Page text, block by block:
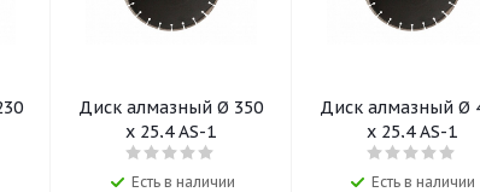
Диск алмазный Ø 350
x 25,4 AS-1
Есть в наличии
Диск алмазный Ø 400
x 25,4 AS-1
Есть в наличии